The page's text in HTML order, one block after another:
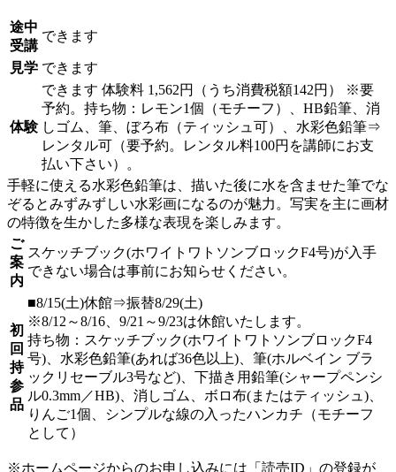
途中
受講
できます
見学 できます
体験
できます 体験料 1,562円（うち消費税額142円）
※要
予約。持ち物：レモン1個（モチーフ）、HB鉛筆、消
しゴム、筆、ぼろ布（ティッシュ可）、水彩色鉛筆⇒
レンタル可（要予約。レンタル料100円を講師にお支
払い下さい）。
手軽に使える水彩色鉛筆は、描いた後に水を含ませた筆でな
ぞるとみずみずしい水彩画になるのが魅力。写実を主に画材
の特徴を生かした多様な表現を楽しみます。
ご
案
内
スケッチブック(ホワイトワトソンブロックF4号)が入手
できない場合は事前にお知らせください。
初
回
持
参
品
■8/15(土)休館⇒振替8/29(土)
※8/12～8/16、9/21～9/23は休館いたします。
持ち物：スケッチブック(ホワイトワトソンブロックF4
号)、水彩色鉛筆(あれば36色以上)、筆(ホルベイン ブラ
ックリセーブル3号など)、下描き用鉛筆(シャープペンシ
ル0.3mm／HB)、消しゴム、ボロ布(またはティッシュ)、
りんご1個、シンプルな線の入ったハンカチ（モチーフ
として）
※ホームページからのお申し込みには「読売ID」の登録が